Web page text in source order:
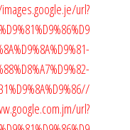
url?
url?